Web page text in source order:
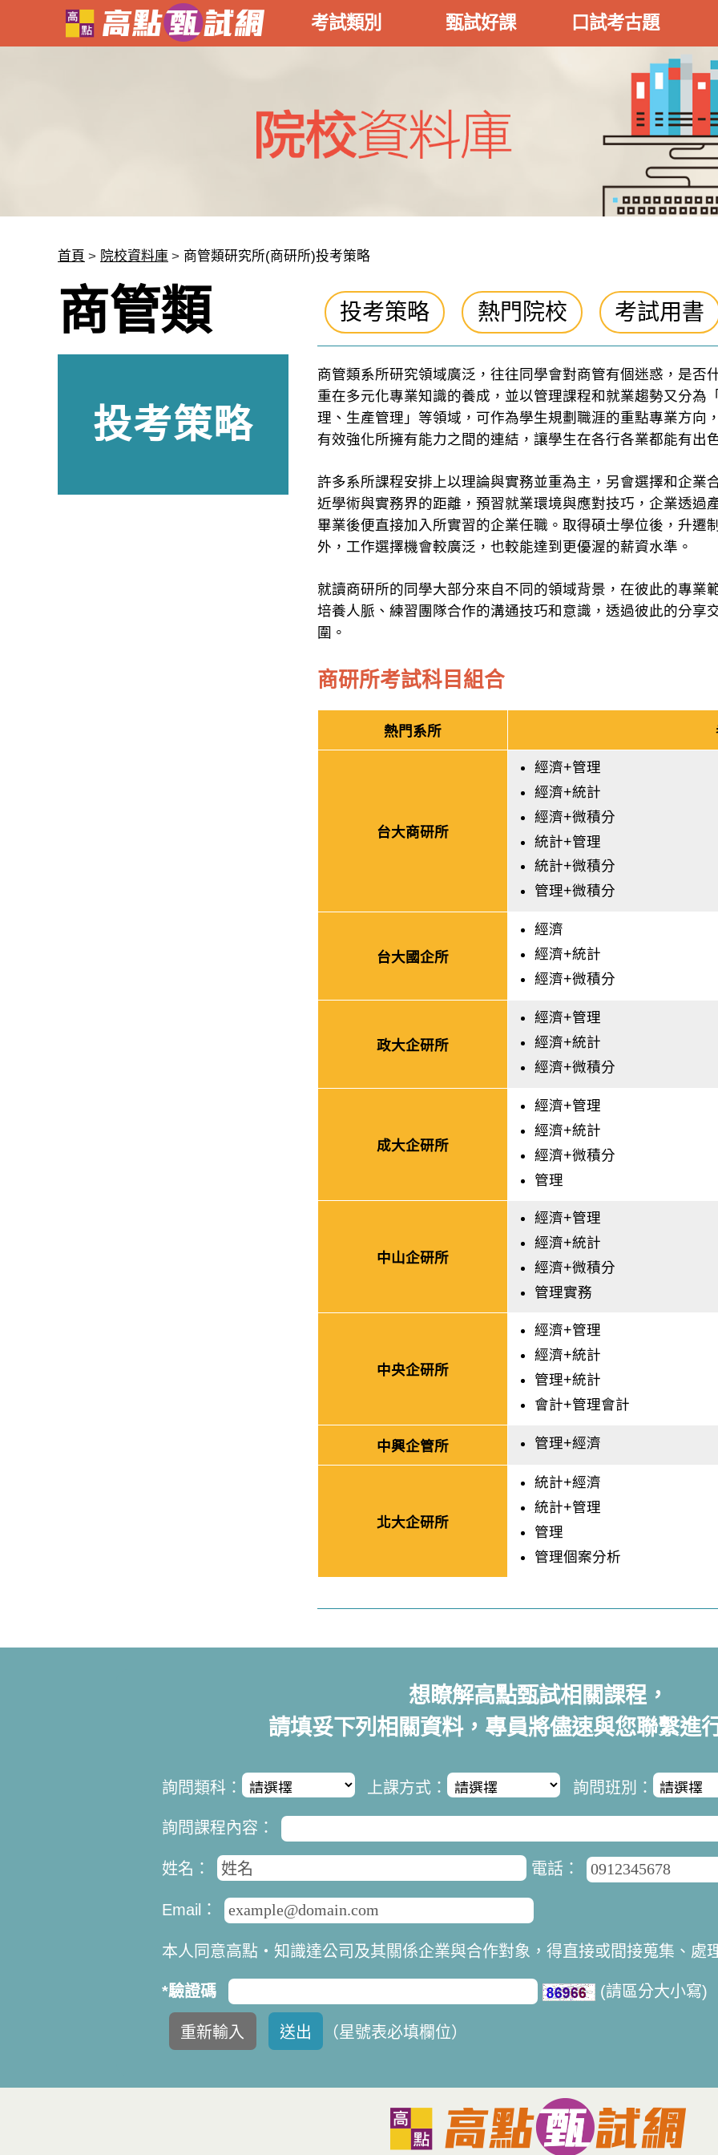
考試類別 甄試好課 口試考古題
首頁 院校資料庫 商管類研究所(商研所)投考策略
商管類 投考策略 熱門院校 考試用書
投考策略
商管類系所研究領域廣泛，往往同學會對商管有個迷惑，是否
重在多元化專業知識的養成，並以管理課程和就業趨勢又分為
理、生產管理」等領域，可作為學生規劃職涯的重點專業方向
有效強化所擁有能力之間的連結，讓學生在各行各業都能有出
許多系所課程安排上以理論與實務並重為主，另會選擇和企業
近學術與實務界的距離，預習就業環境與應對技巧，企業透過
畢業後便直接加入所實習的企業任職。取得碩士學位後，升遷
外，工作選擇機會較廣泛，也較能達到更優渥的薪資水準。
就讀商研所的同學大部分來自不同的領域背景，在彼此的專業
培養人脈、練習團隊合作的溝通技巧和意識，透過彼此的分享
圍。
商研所考試科目組合
熱門系所
台大商研所
經濟+管理
經濟+統計
經濟+微積分
統計+管理
統計+微積分
管理+微積分
台大國企所
經濟
經濟+統計
經濟+微積分
政大企研所
經濟+管理
經濟+統計
經濟+微積分
成大企研所
經濟+管理
經濟+統計
經濟+微積分
管理
中山企研所
經濟+管理
經濟+統計
經濟+微積分
管理實務
中央企研所
經濟+管理
經濟+統計
管理+統計
會計+管理會計
中興企管所 管理+經濟
北大企研所
統計+經濟
統計+管理
管理
管理個案分析
想瞭解高點甄試相關課程，
請填妥下列相關資料，專員將儘速與您聯繫進
詢問類科： 上課方式： 詢問班別：
詢問課程內容：
姓名： 電話：
Email：
本人同意高點‧知識達公司及其關係企業與合作對象，得直接或間接蒐集、處
*驗證碼 (請區分大小寫)
（星號表必填欄位）